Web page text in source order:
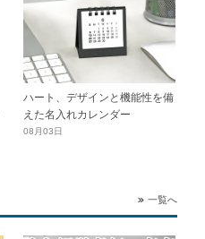
ハート、デザインと機能性を備
えた名入れカレンダー
08月03日
一覧へ